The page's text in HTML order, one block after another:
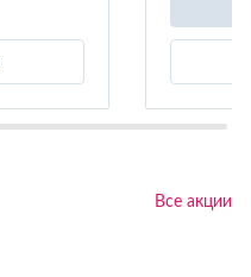
Все акции